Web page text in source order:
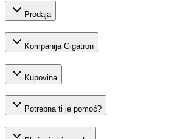
Prodaja
Kompanija Gigatron
Kupovina
Potrebna ti je pomoć?